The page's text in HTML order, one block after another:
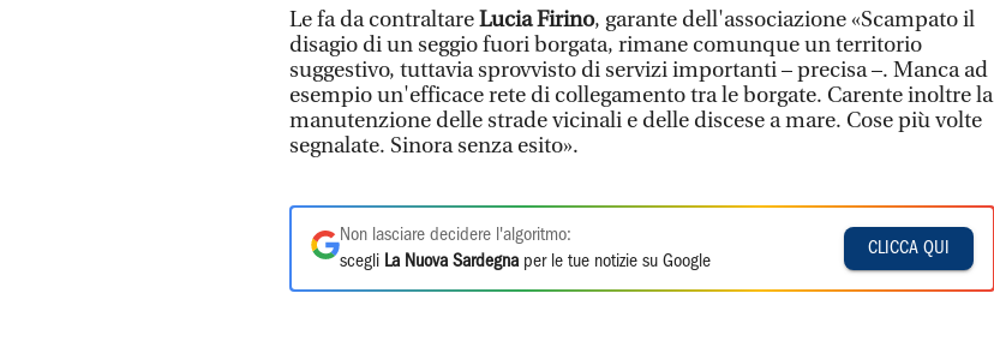
Le fa da contraltareLucia Firino, garante dell'associazione «Scampato il
disagio di un seggio fuori borgata, rimane comunque un territorio
suggestivo, tuttavia sprovvisto di servizi importanti – precisa –. Manca ad
esempio un'efficace rete di collegamento tra le borgate. Carente inoltre la
manutenzione delle strade vicinali e delle discese a mare. Cose più volte
segnalate. Sinora senza esito».
Non lasciare decidere l'algoritmo:
scegli La Nuova Sardegna per le tue notizie su Google
CLICCA QUI